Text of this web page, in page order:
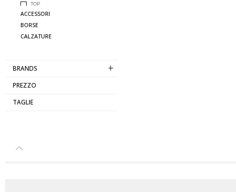
TOP
GIUBBOTTI
COMPLETO
ACCESSORI
BORSE
CALZATURE
BRANDS
PREZZO
TAGLIE